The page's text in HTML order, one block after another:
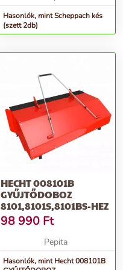
Hasonlók, mint Scheppach kés
(szett 2db)
HECHT 008101B
GYŰJTŐDOBOZ
8101,8101S,8101BS-HEZ
98 990 Ft
Pepita
Hasonlók, mint Hecht 008101B